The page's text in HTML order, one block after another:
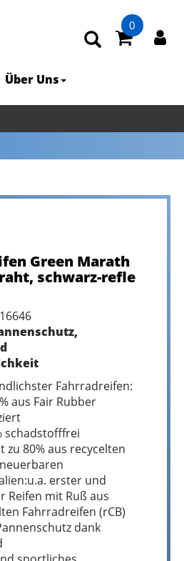
0
Über Uns
Green Marath
schwarz-refle
Fahrradreifen:
aus Fair Rubber
schadstofffrei
zu 80% aus recycelten
erster und
Reifen mit Ruß aus
Fahrradreifen (rCB)
dank